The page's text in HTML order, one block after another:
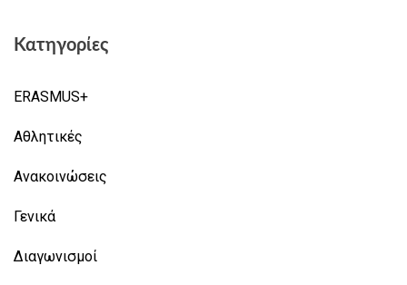
Κατηγορίες
ERASMUS+
Αθλητικές
Ανακοινώσεις
Γενικά
Διαγωνισμοί